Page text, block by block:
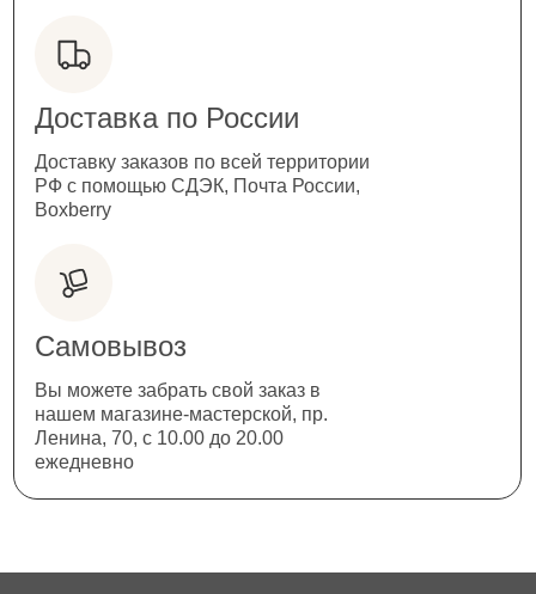
Доставка по России
Доставку заказов по всей территории
РФ с помощью СДЭК, Почта России,
Boxberry
Самовывоз
Вы можете забрать свой заказ в
нашем магазине-мастерской, пр.
Ленина, 70, с 10.00 до 20.00
ежедневно